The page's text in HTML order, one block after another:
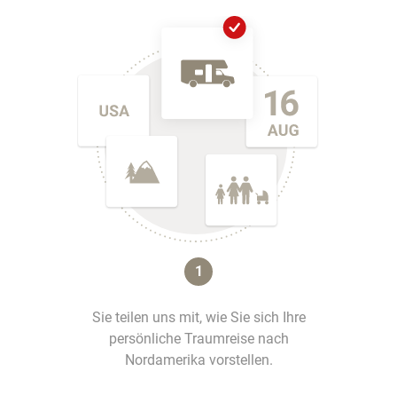
1
Sie teilen uns mit, wie Sie sich Ihre
persönliche Traumreise nach
Nordamerika vorstellen.